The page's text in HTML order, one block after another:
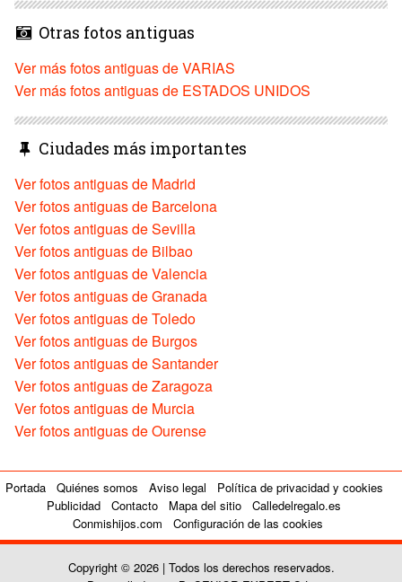
Otras fotos antiguas
Ver más fotos antiguas de VARIAS
Ver más fotos antiguas de ESTADOS UNIDOS
Ciudades más importantes
Ver fotos antiguas de Madrid
Ver fotos antiguas de Barcelona
Ver fotos antiguas de Sevilla
Ver fotos antiguas de Bilbao
Ver fotos antiguas de Valencia
Ver fotos antiguas de Granada
Ver fotos antiguas de Toledo
Ver fotos antiguas de Burgos
Ver fotos antiguas de Santander
Ver fotos antiguas de Zaragoza
Ver fotos antiguas de Murcia
Ver fotos antiguas de Ourense
Portada Quiénes somos Aviso legal
Política de privacidad y cookies
Publicidad
Contacto Mapa del sitio
Calledelregalo.es
Conmishijos.com
Configuración de las cookies
Copyright © 2026 | Todos los derechos reservados.